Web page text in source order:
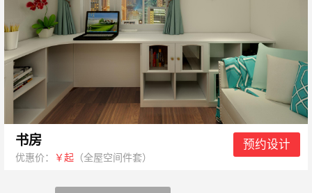
书房
优惠价： ￥起 （全屋空间件套）
预约设计